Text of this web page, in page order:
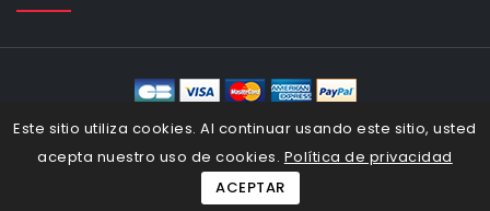
Este sitio utiliza cookies. Al continuar usando este sitio, usted
acepta nuestro uso de cookies. Política de privacidad
ACEPTAR
eCommerce Cybertron © 2026